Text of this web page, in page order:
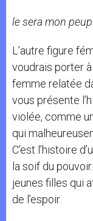
le sera mon
L’autre figure
voudrais porter
femme relatée
vous présente
violée, comme
qui
C’est l’histoire
la soif du
jeunes filles qui
de l’espoir.